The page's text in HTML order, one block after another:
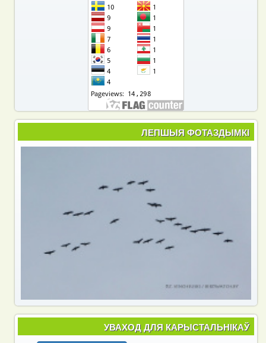
ЛЕПШЫЯ ФОТАЗДЫМКІ
УВАХОД ДЛЯ КАРЫСТАЛЬНІКАЎ